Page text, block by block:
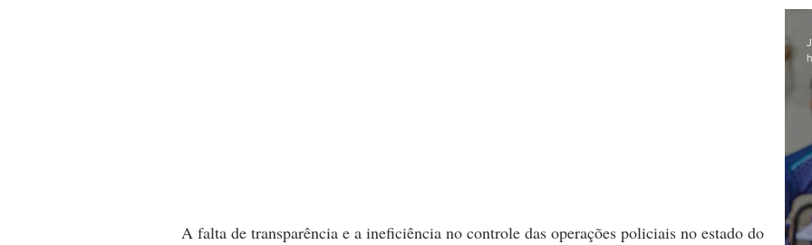
A falta de transparência e a ineficiência no controle das operações policiais no estado do